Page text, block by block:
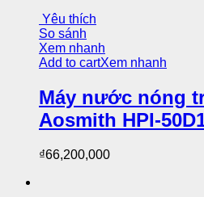
Yêu thích
So sánh
Xem nhanh
Add to cartXem nhanh
Máy nước nóng
Aosmith HPI-
₫66,200,000